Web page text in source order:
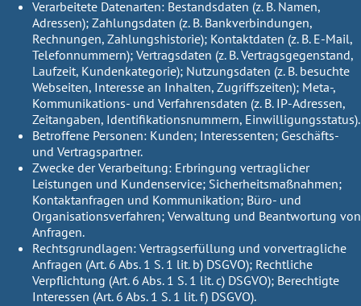
Verarbeitete Datenarten: Bestandsdaten (z. B. Namen,
Adressen); Zahlungsdaten (z. B. Bankverbindungen,
Rechnungen, Zahlungshistorie); Kontaktdaten (z. B. E-Mail,
Telefonnummern); Vertragsdaten (z. B. Vertragsgegenstand,
Laufzeit, Kundenkategorie); Nutzungsdaten (z. B. besuchte
Webseiten, Interesse an Inhalten, Zugriffszeiten); Meta-,
Kommunikations- und Verfahrensdaten (z. B. IP-Adressen,
Zeitangaben, Identifikationsnummern, Einwilligungsstatus).
Betroffene Personen: Kunden; Interessenten; Geschäfts-
und Vertragspartner.
Zwecke der Verarbeitung: Erbringung vertraglicher
Leistungen und Kundenservice; Sicherheitsmaßnahmen;
Kontaktanfragen und Kommunikation; Büro- und
Organisationsverfahren; Verwaltung und Beantwortung von
Anfragen.
Rechtsgrundlagen: Vertragserfüllung und vorvertragliche
Anfragen (Art. 6 Abs. 1 S. 1 lit. b) DSGVO); Rechtliche
Verpflichtung (Art. 6 Abs. 1 S. 1 lit. c) DSGVO); Berechtigte
Interessen (Art. 6 Abs. 1 S. 1 lit. f) DSGVO).